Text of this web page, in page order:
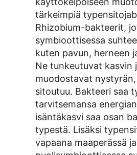
tärkeimpiä
Rhizobium-bakteerit,
symbioottisessa
kuten pavun, herneen
Ne tunkeutuvat kasvin
muodostavat
sitoutuu. Bakteeri saa
tarvitsemansa
isäntäkasvi saa osan
typestä. Lisäksi
vapaana maaperässä